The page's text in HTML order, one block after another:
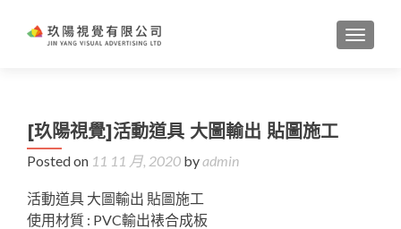
[玖陽視覺]活動道具 大圖輸出 貼圖施工
Posted on 11 11 月, 2020 byadmin
活動道具 大圖輸出 貼圖施工
使用材質 : PVC輸出裱合成板